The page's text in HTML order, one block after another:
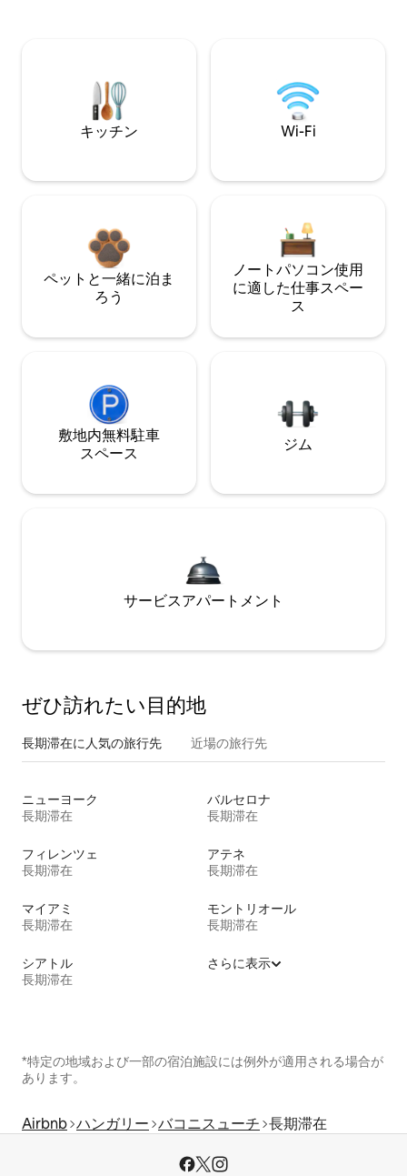
キッチン Wi-Fi
ペットと一緒に泊ま
ろう
ノートパソコン使用
に適した仕事スペー
ス
敷地内無料駐⁠車
ス⁠ペ⁠ー⁠ス
ジム
サービスアパートメント
ぜひ訪⁠れ⁠た⁠い目⁠的⁠地
長期滞在に人気の旅行先 近場の旅行先
ニューヨーク
長期滞在
バルセロナ
長期滞在
フィレンツェ
長期滞在
アテネ
長期滞在
マイアミ
長期滞在
モントリオール
長期滞在
シアトル
長期滞在
さらに表示
*特定の地域および一部の宿泊施設には例外が適用される場合が
あります。
Airbnb ハンガリー バコニスューチ 長期滞在